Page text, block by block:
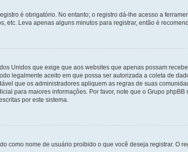
é obrigatório. No entanto; o registro dá-lhe acesso a
etc. Leva apenas alguns minutos para registrar, então é
Unidos que exige que aos websites que apenas possam
legalmente aceito em que possa ser autorizada a coleta de
que os administradores apliquem as regras de suas
para maiores informações. Por favor, note que o Grupo
por este sistema.
como nome de usuário proibido o que você deseja registrar. O